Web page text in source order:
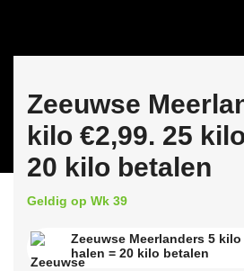
Zeeuwse
kilo €2,99. 25
20 kilo betalen
Geldig op Wk 39
Zeeuwse Meerlanders 5 kilo
halen = 20 kilo betalen